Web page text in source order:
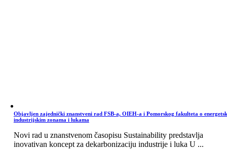
Objavljen zajednički znanstveni rad FSB-a, OIEH-a i Pomorskog fakulteta o
industrijskim zonama i lukama
Novi rad u znanstvenom časopisu Sustainability predstavlja
inovativan koncept za dekarbonizaciju industrije i luka U ...